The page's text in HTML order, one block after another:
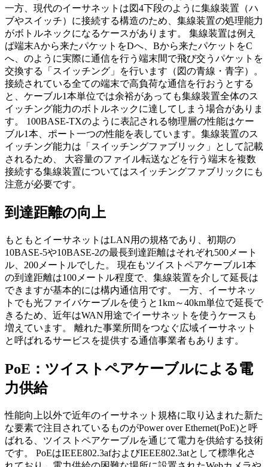
一方、現代のイーサネットは図4下段のように集線装置（ハ
ブやスイッチ）に接続する構造のため、集線装置の処理能力
がボトルネックになるケースがあります。 集線装置は例え
ば端末Aから来たパケットをDへ、Bから来たパケットをC
へ、のように実際に通信を行う端末間で飛び交うパケットを
交換する「スイッチング」を行います（図の青線・青字）。
接続されている全ての端末で高負荷な通信を行おうとする
と、ケーブル1本単位では余裕があっても集線装置全体のス
イッチング能力のボトルネックに達してしまう場合がありま
す。 100BASE-TXのように表記される物理層の性能はケー
ブル1本、ポート一つの性能を表しています。集線装置のス
イッチング能力は「スイッチングファブリック」として記載
されるため、 大容量のファイル転送などを行う端末を複数
接続する集線装置についてはスイッチングファブリックにも
注意が必要です。
到達距離の向上
もともとイーサネットはLAN用の規格であり、初期の
10BASE-5や10BASE-2の最長到達距離はそれぞれ500メート
ル、200メートルでした。 現在もツイストペアケーブル1本
の到達距離は100メートル程度で、集線装置を介して延長は
できますが基本的には構内通信用です。 一方、イーサネッ
トでも光ファイバケーブルを使うと1km～40km単位で延長で
きるため、近年はWAN用途でイーサネットを使うケースも
増えています。 離れた事業所間をつなぐ広域イーサネット
と呼ばれるサービスを提供する通信事業者もあります。
PoE：ツイストペアケーブルによる電
力供給
性能向上以外で近年のイーサネット規格に取り込まれた新た
な要素で注目されているものがPower over Ethernet(PoE)と呼
ばれる、ツイストペアケーブルを通じて電力を供給する技術
です。 PoEはIEEE802.3afおよびIEEE802.3atとして標準化さ